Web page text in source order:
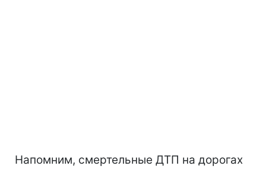
Напомним, смертельные ДТП на дорогах